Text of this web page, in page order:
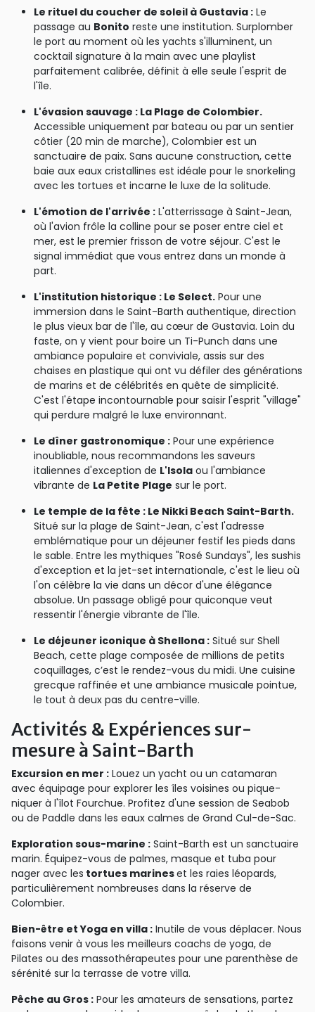
Le rituel du coucher de soleil à Gustavia : Le
passage au Bonito reste une institution. Surplomber
le port au moment où les yachts s'illuminent, un
cocktail signature à la main avec une playlist
parfaitement calibrée, définit à elle seule l'esprit de
l'île.
L'évasion sauvage : La Plage de Colombier.
Accessible uniquement par bateau ou par un sentier
côtier (20 min de marche), Colombier est un
sanctuaire de paix. Sans aucune construction, cette
baie aux eaux cristallines est idéale pour le snorkeling
avec les tortues et incarne le luxe de la solitude.
L'émotion de l'arrivée : L'atterrissage à Saint-Jean,
où l'avion frôle la colline pour se poser entre ciel et
mer, est le premier frisson de votre séjour. C'est le
signal immédiat que vous entrez dans un monde à
part.
L'institution historique : Le Select. Pour une
immersion dans le Saint-Barth authentique, direction
le plus vieux bar de l'île, au cœur de Gustavia. Loin du
faste, on y vient pour boire un Ti-Punch dans une
ambiance populaire et conviviale, assis sur des
chaises en plastique qui ont vu défiler des générations
de marins et de célébrités en quête de simplicité.
C'est l'étape incontournable pour saisir l'esprit "village"
qui perdure malgré le luxe environnant.
Le dîner gastronomique : Pour une expérience
inoubliable, nous recommandons les saveurs
italiennes d'exception de L'Isola ou l'ambiance
vibrante de La Petite Plage sur le port.
Le temple de la fête : Le Nikki Beach Saint-Barth.
Situé sur la plage de Saint-Jean, c'est l'adresse
emblématique pour un déjeuner festif les pieds dans
le sable. Entre les mythiques "Rosé Sundays", les sushis
d'exception et la jet-set internationale, c'est le lieu où
l'on célèbre la vie dans un décor d'une élégance
absolue. Un passage obligé pour quiconque veut
ressentir l'énergie vibrante de l'île.
Le déjeuner iconique à Shellona : Situé sur Shell
Beach, cette plage composée de millions de petits
coquillages, c’est le rendez-vous du midi. Une cuisine
grecque raffinée et une ambiance musicale pointue,
le tout à deux pas du centre-ville.
Activités & Expériences sur-
mesure à Saint-Barth
Excursion en mer : Louez un yacht ou un catamaran
avec équipage pour explorer les îles voisines ou pique-
niquer à l'îlot Fourchue. Profitez d'une session de Seabob
ou de Paddle dans les eaux calmes de Grand Cul-de-Sac.
Exploration sous-marine : Saint-Barth est un sanctuaire
marin. Équipez-vous de palmes, masque et tuba pour
nager avec les tortues marineset les raies léopards,
particulièrement nombreuses dans la réserve de
Colombier.
Bien-être et Yoga en villa : Inutile de vous déplacer. Nous
faisons venir à vous les meilleurs coachs de yoga, de
Pilates ou des massothérapeutes pour une parenthèse de
sérénité sur la terrasse de votre villa.
Pêche au Gros : Pour les amateurs de sensations, partez